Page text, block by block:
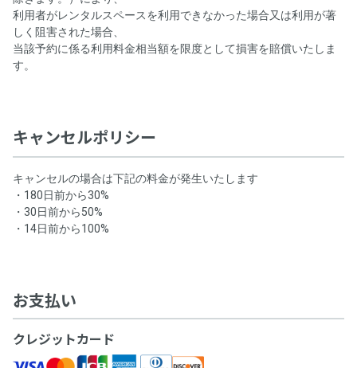
利用者がレンタルスペースを利用できなかった場合又は利用が著
しく阻害された場合、
当該予約に係る利用料金相当額を限度として損害を賠償いたしま
す。
キャンセルポリシー
キャンセルの場合は下記の料金が発生いたします
・180日前から30%
・30日前から50%
・14日前から100%
お支払い
クレジットカード